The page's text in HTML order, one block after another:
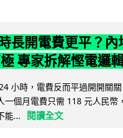
長開電費更平？內
專家拆解慳電邏
小時，電費反而平過開開關
一個月電費只需 118 元人民幣
能...
閱讀全文